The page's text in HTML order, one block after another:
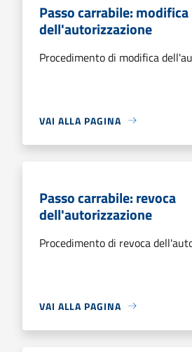
Passo carrabile: modifica
dell'autorizzazione
Procedimento di modifica
VAI ALLA PAGINA
Passo carrabile: revoca
dell'autorizzazione
Procedimento di revoca
VAI ALLA PAGINA